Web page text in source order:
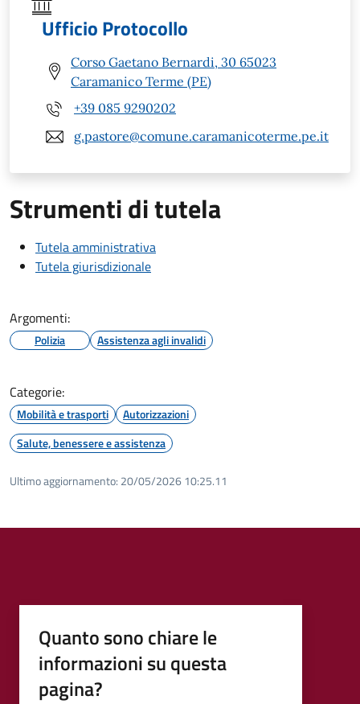
Ufficio Protocollo
Corso Gaetano Bernardi, 30 65023
Caramanico Terme (PE)
+39 085 9290202
g.pastore@comune.caramanicoterme.pe.it
Strumenti di tutela
Tutela amministrativa
Tutela giurisdizionale
Argomenti:
Polizia Assistenza agli invalidi
Categorie:
Mobilità e trasporti
Autorizzazioni
Salute, benessere e assistenza
Ultimo aggiornamento: 20/05/2026 10:25.11
Quanto sono chiare le
informazioni su questa
pagina?